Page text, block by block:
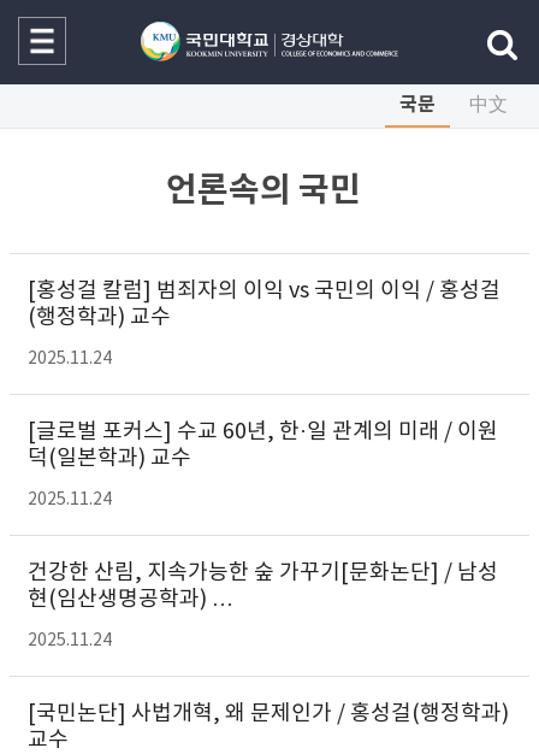
국문 中文
언론속의 국민
[홍성걸 칼럼] 범죄자의 이익 vs 국민의 이익 / 홍성걸
(행정학과) 교수
2025.11.24
[글로벌 포커스] 수교 60년, 한·일 관계의 미래 / 이원
덕(일본학과) 교수
2025.11.24
건강한 산림, 지속가능한 숲 가꾸기[문화논단] / 남성
현(임산생명공학과) …
2025.11.24
[국민논단] 사법개혁, 왜 문제인가 / 홍성걸(행정학과)
교수